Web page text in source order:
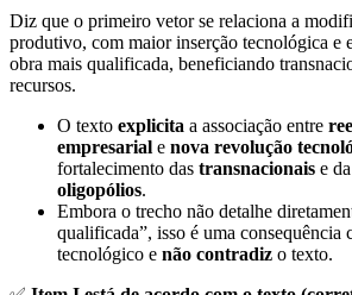
Diz que o primeiro vetor se relaciona a
produtivo, com maior inserção tecnológica e
obra mais qualificada, beneficiando
recursos.
O texto explicita a associação entre
empresarial e nova revolução
fortalecimento das transnacionais e
oligopólios.
Embora o trecho não detalhe
qualificada”, isso é uma consequência
tecnológico e não contradiz o texto.